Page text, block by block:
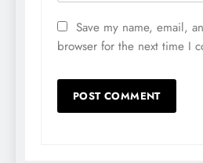
Save my name, email,
browser for the next time I